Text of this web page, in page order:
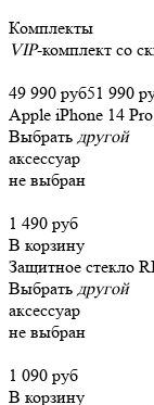
Комплекты
VIP-комплект со
49 990 руб51 990
Apple iPhone 14
Выбрать другой
аксессуар
не выбран
1 490 руб
В корзину
Защитное стекло
Выбрать другой
аксессуар
не выбран
1 090 руб
В корзину